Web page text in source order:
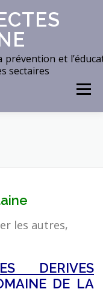
et
sectaires
Menu
les autres,
DERIVES
DE LA